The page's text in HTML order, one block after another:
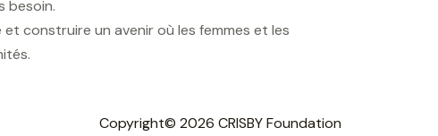
besoin.
construire un avenir où les femmes et les
Copyright© 2026 CRISBY Foundation